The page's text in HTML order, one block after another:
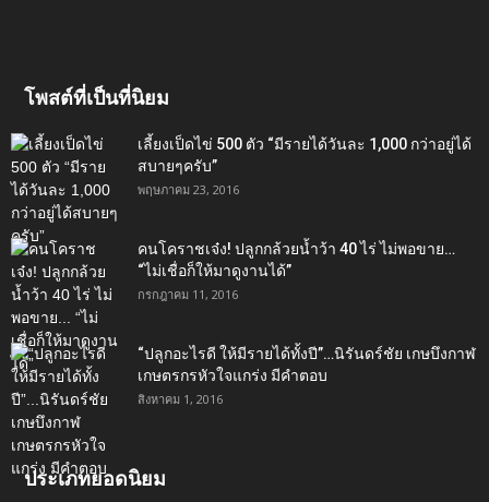
โพสต์ที่เป็นที่นิยม
เลี้ยงเป็ดไข่ 500 ตัว “มีรายได้วันละ 1,000 กว่าอยู่ได้
สบายๆครับ”
พฤษภาคม 23, 2016
คนโคราชเจ๋ง! ปลูกกล้วยน้ำว้า 40 ไร่ ไม่พอขาย…
“ไม่เชื่อก็ให้มาดูงานได้”‬
กรกฎาคม 11, 2016
“ปลูกอะไรดี ให้มีรายได้ทั้งปี”…นิรันดร์ชัย เกษบึงกาฬ
เกษตรกรหัวใจแกร่ง มีคำตอบ
สิงหาคม 1, 2016
ประเภทยอดนิยม